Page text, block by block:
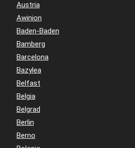
Austria
Awinion
Baden-Baden
Bamberg
Barcelona
Bazylea
Belfast
Belgia
Belgrad
Berlin
Berno